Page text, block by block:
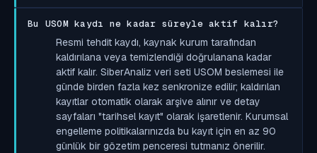
Bu USOM kaydı ne kadar süreyle aktif kalır?
Resmi tehdit kaydı, kaynak kurum tarafından
kaldırılana veya temizlendiği doğrulanana kadar
aktif kalır. SiberAnaliz veri seti USOM beslemesi ile
günde birden fazla kez senkronize edilir; kaldırılan
kayıtlar otomatik olarak arşive alınır ve detay
sayfaları "tarihsel kayıt" olarak işaretlenir. Kurumsal
engelleme politikalarınızda bu kayıt için en az 90
günlük bir gözetim penceresi tutmanız önerilir.